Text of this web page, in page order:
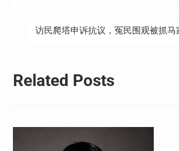
访民爬塔申诉抗议，冤民围观被抓马
Related Posts